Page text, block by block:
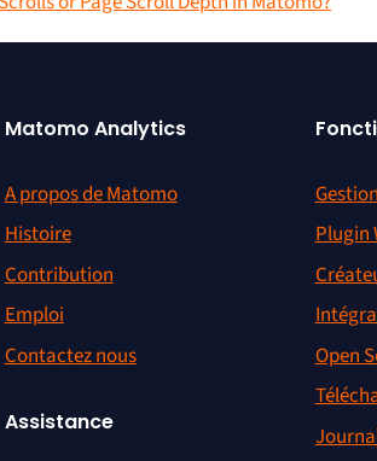
Matomo Analytics
A propos de Matomo
Histoire
Contribution
Emploi
Contactez nous
Assistance
Plugin
Open